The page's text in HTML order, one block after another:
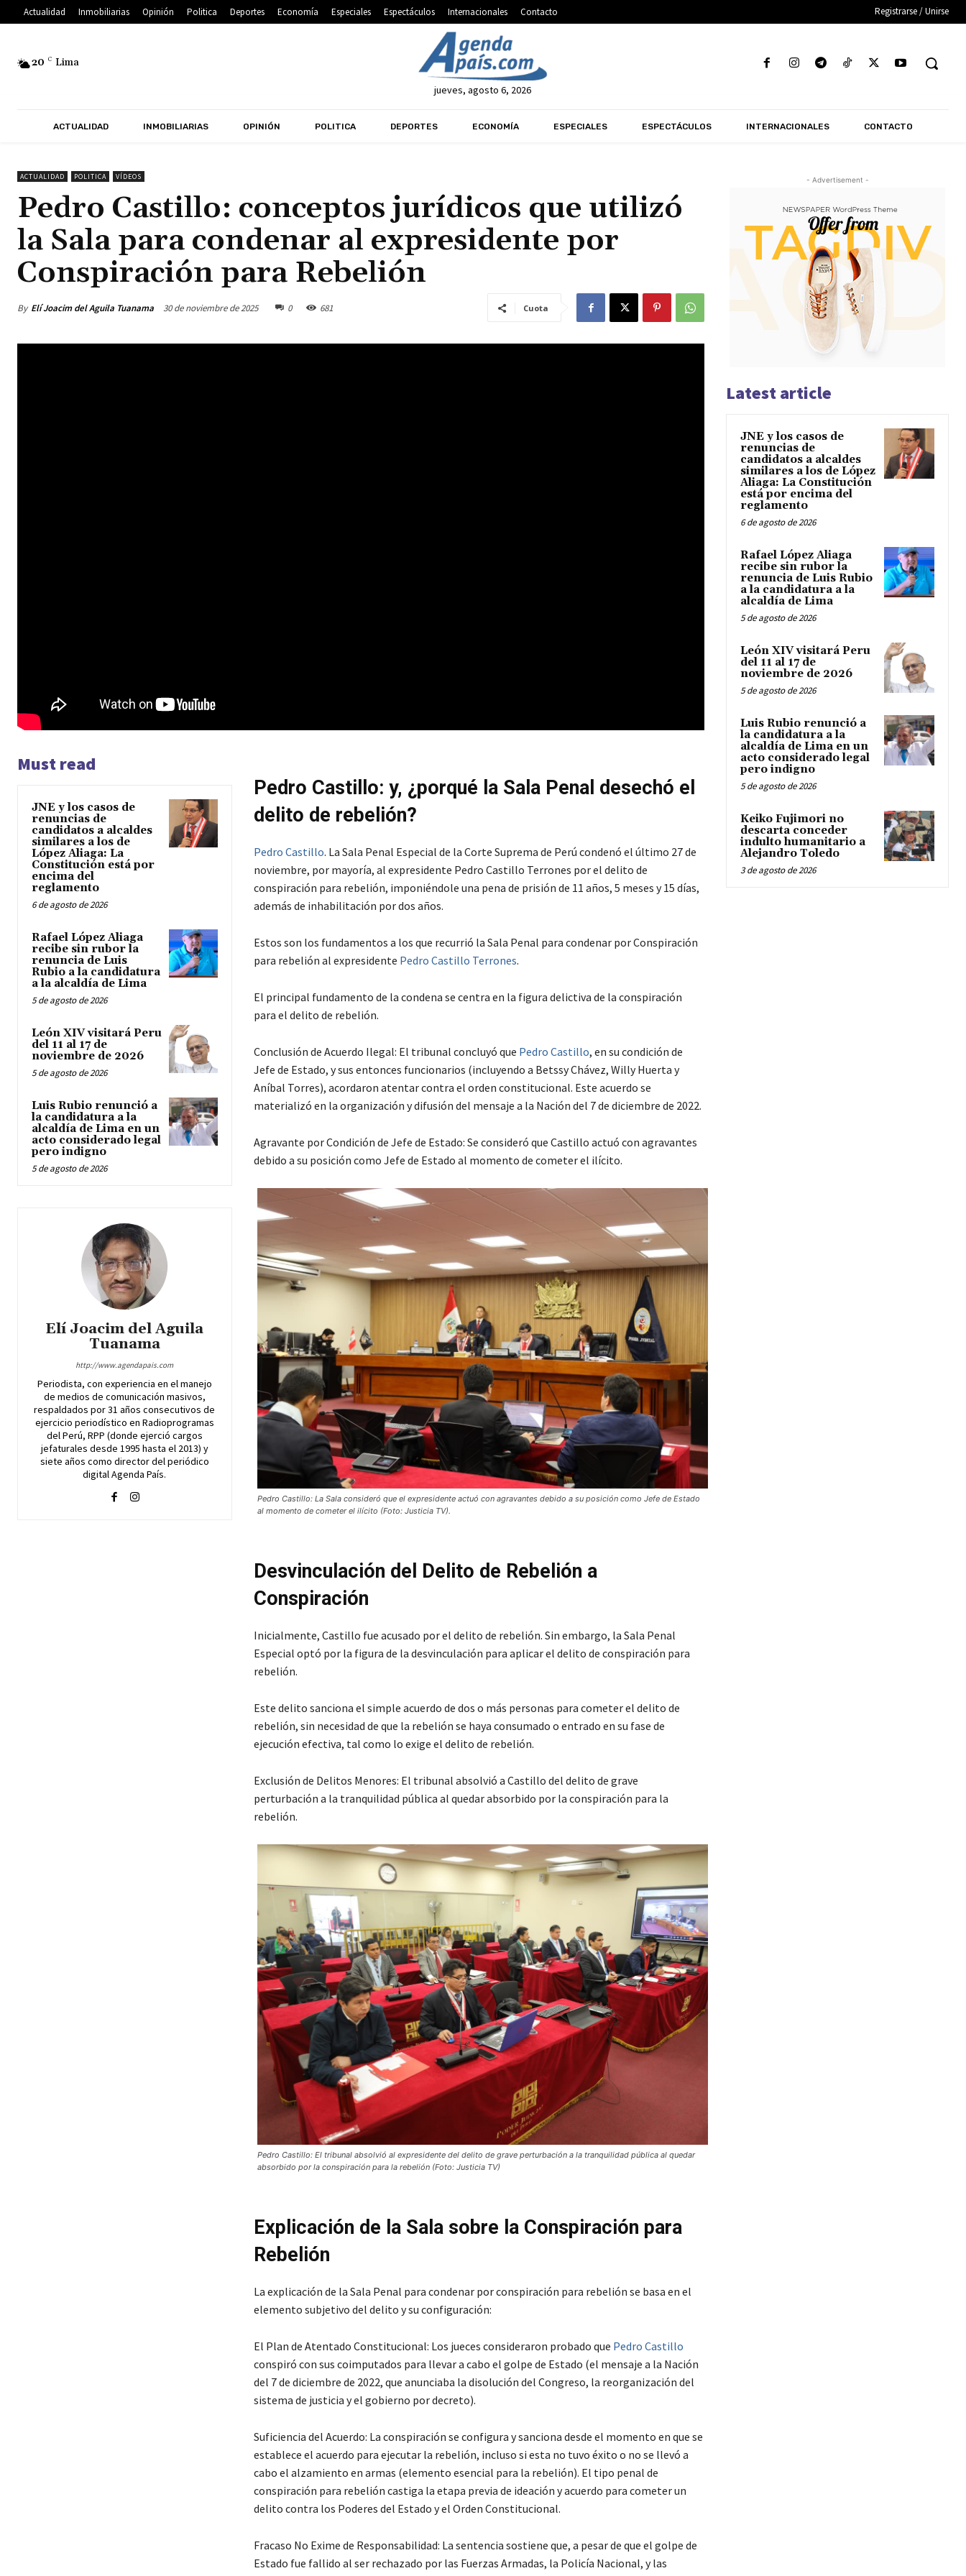
Actualidad Inmobiliarias Opinión Politica Deportes Economía Especiales Espectáculos Internacionales Contacto Registrarse / Unirse
20 C Lima
jueves, agosto 6, 2026
ACTUALIDAD INMOBILIARIAS OPINIÓN POLITICA DEPORTES ECONOMÍA ESPECIALES ESPECTÁCULOS INTERNACIONALES CONTACTO
ACTUALIDAD POLITICA VÍDEOS
Pedro Castillo: conceptos jurídicos que utilizó
la Sala para condenar al expresidente por
Conspiración para Rebelión
By Elí Joacim del Aguila Tuanama 30 de noviembre de 2025 0 681 Cuota
Must read
JNE y los casos de
renuncias de
candidatos a alcaldes
similares a los de
López Aliaga: La
Constitución está por
encima del
reglamento
6 de agosto de 2026
Rafael López Aliaga
recibe sin rubor la
renuncia de Luis
Rubio a la candidatura
a la alcaldía de Lima
5 de agosto de 2026
León XIV visitará Peru
del 11 al 17 de
noviembre de 2026
5 de agosto de 2026
Luis Rubio renunció a
la candidatura a la
alcaldía de Lima en un
acto considerado legal
pero indigno
5 de agosto de 2026
Elí Joacim del Aguila
Tuanama
http://www.agendapais.com
Periodista, con experiencia en el manejo
de medios de comunicación masivos,
respaldados por 31 años consecutivos de
ejercicio periodístico en Radioprogramas
del Perú, RPP (donde ejerció cargos
jefaturales desde 1995 hasta el 2013) y
siete años como director del periódico
digital Agenda País.
Pedro Castillo: y, ¿porqué la Sala Penal desechó el
delito de rebelión?
Pedro Castillo. La Sala Penal Especial de la Corte Suprema de Perú condenó el último 27 de
noviembre, por mayoría, al expresidente Pedro Castillo Terrones por el delito de
conspiración para rebelión, imponiéndole una pena de prisión de 11 años, 5 meses y 15 días,
además de inhabilitación por dos años.
Estos son los fundamentos a los que recurrió la Sala Penal para condenar por Conspiración
para rebelión al expresidente Pedro Castillo Terrones.
El principal fundamento de la condena se centra en la figura delictiva de la conspiración
para el delito de rebelión.
Conclusión de Acuerdo Ilegal: El tribunal concluyó que Pedro Castillo, en su condición de
Jefe de Estado, y sus entonces funcionarios (incluyendo a Betssy Chávez, Willy Huerta y
Aníbal Torres), acordaron atentar contra el orden constitucional. Este acuerdo se
materializó en la organización y difusión del mensaje a la Nación del 7 de diciembre de 2022.
Agravante por Condición de Jefe de Estado: Se consideró que Castillo actuó con agravantes
debido a su posición como Jefe de Estado al momento de cometer el ilícito.
Pedro Castillo: La Sala consideró que el expresidente actuó con agravantes debido a su posición como Jefe de Estado
al momento de cometer el ilícito (Foto: Justicia TV).
Desvinculación del Delito de Rebelión a
Conspiración
Inicialmente, Castillo fue acusado por el delito de rebelión. Sin embargo, la Sala Penal
Especial optó por la figura de la desvinculación para aplicar el delito de conspiración para
rebelión.
Este delito sanciona el simple acuerdo de dos o más personas para cometer el delito de
rebelión, sin necesidad de que la rebelión se haya consumado o entrado en su fase de
ejecución efectiva, tal como lo exige el delito de rebelión.
Exclusión de Delitos Menores: El tribunal absolvió a Castillo del delito de grave
perturbación a la tranquilidad pública al quedar absorbido por la conspiración para la
rebelión.
Pedro Castillo: El tribunal absolvió al expresidente del delito de grave perturbación a la tranquilidad pública al quedar
absorbido por la conspiración para la rebelión (Foto: Justicia TV)
Explicación de la Sala sobre la Conspiración para
Rebelión
La explicación de la Sala Penal para condenar por conspiración para rebelión se basa en el
elemento subjetivo del delito y su configuración:
El Plan de Atentado Constitucional: Los jueces consideraron probado que Pedro Castillo
conspiró con sus coimputados para llevar a cabo el golpe de Estado (el mensaje a la Nación
del 7 de diciembre de 2022, que anunciaba la disolución del Congreso, la reorganización del
sistema de justicia y el gobierno por decreto).
Suficiencia del Acuerdo: La conspiración se configura y sanciona desde el momento en que se
establece el acuerdo para ejecutar la rebelión, incluso si esta no tuvo éxito o no se llevó a
cabo el alzamiento en armas (elemento esencial para la rebelión). El tipo penal de
conspiración para rebelión castiga la etapa previa de ideación y acuerdo para cometer un
delito contra los Poderes del Estado y el Orden Constitucional.
Fracaso No Exime de Responsabilidad: La sentencia sostiene que, a pesar de que el golpe de
Estado fue fallido al ser rechazado por las Fuerzas Armadas, la Policía Nacional, y las
- Advertisement -
Latest article
JNE y los casos de
renuncias de
candidatos a alcaldes
similares a los de López
Aliaga: La Constitución
está por encima del
reglamento
6 de agosto de 2026
Rafael López Aliaga
recibe sin rubor la
renuncia de Luis Rubio
a la candidatura a la
alcaldía de Lima
5 de agosto de 2026
León XIV visitará Peru
del 11 al 17 de
noviembre de 2026
5 de agosto de 2026
Luis Rubio renunció a
la candidatura a la
alcaldía de Lima en un
acto considerado legal
pero indigno
5 de agosto de 2026
Keiko Fujimori no
descarta conceder
indulto humanitario a
Alejandro Toledo
3 de agosto de 2026